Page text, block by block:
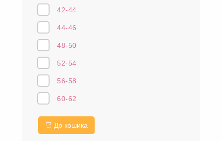
42-44
44-46
48-50
52-54
56-58
60-62
До кошика